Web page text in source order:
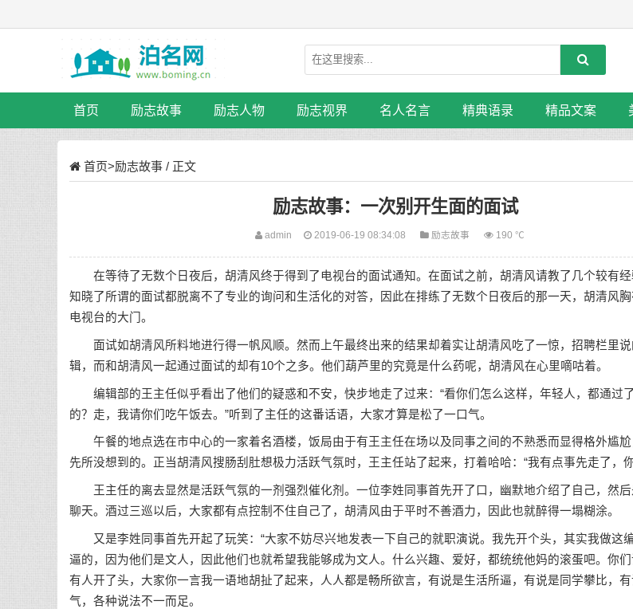
首页 励志故事 励志人物 励志视界 名人名言 精典语录 精品文案
首页>励志故事 / 正文
励志故事：一次别开生面的面试
admin 2019-06-19 08:34:08 励志故事 190 ℃
在等待了无数个日夜后，胡清风终于得到了电视台的面试通知。在面试之前，胡清风请教了几个较有经
知晓了所谓的面试都脱离不了专业的询问和生活化的对答，因此在排练了无数个日夜后的那一天，胡清风
电视台的大门。
面试如胡清风所料地进行得一帆风顺。然而上午最终出来的结果却着实让胡清风吃了一惊，招聘栏里说
辑，而和胡清风一起通过面试的却有10个之多。他们葫芦里的究竟是什么药呢，胡清风在心里嘀咕着。
编辑部的王主任似乎看出了他们的疑惑和不安，快步地走了过来：“看你们怎么这样，年轻人，都通过
的？走，我请你们吃午饭去。”听到了主任的这番话语，大家才算是松了一口气。
午餐的地点选在市中心的一家着名酒楼，饭局由于有王主任在场以及同事之间的不熟悉而显得格外尴尬
先所没想到的。正当胡清风搜肠刮肚想极力活跃气氛时，王主任站了起来，打着哈哈：“我有点事先走了，
王主任的离去显然是活跃气氛的一剂强烈催化剂。一位李姓同事首先开了口，幽默地介绍了自己，然后
聊天。酒过三巡以后，大家都有点控制不住自己了，胡清风由于平时不善酒力，因此也就醉得一塌糊涂。
又是李姓同事首先开起了玩笑：“大家不妨尽兴地发表一下自己的就职演说。我先开个头，其实我做这
逼的，因为他们是文人，因此他们也就希望我能够成为文人。什么兴趣、爱好，都统统他妈的滚蛋吧。你们
有人开了头，大家你一言我一语地胡扯了起来，人人都是畅所欲言，有说是生活所逼，有说是同学攀比，
气，各种说法不一而足。